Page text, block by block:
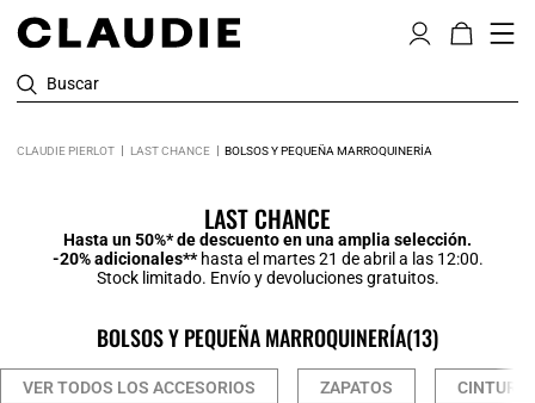
Buscar
CLAUDIE PIERLOT LAST CHANCE BOLSOS Y PEQUEÑA MARROQUINERÍA
LAST CHANCE
Hasta un 50%* de descuento en una amplia selección.
-20% adicionales** hasta el martes 21 de abril a las 12:00.
Stock limitado. Envío y devoluciones gratuitos.
BOLSOS Y PEQUEÑA MARROQUINERÍA(13)
VER TODOS LOS ACCESORIOS ZAPATOS